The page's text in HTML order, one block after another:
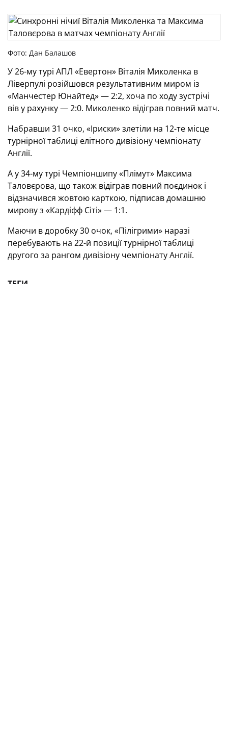
Фото: Дан Балашов
У 26-му турі АПЛ «Евертон» Віталія Миколенка в
Ліверпулі розійшовся результативним миром із
«Манчестер Юнайтед» — 2:2, хоча по ходу зустрічі
вів у рахунку — 2:0. Миколенко відіграв повний матч.
Набравши 31 очко, «Іриски» злетіли на 12-те місце
турнірної таблиці елітного дивізіону чемпіонату
Англії.
А у 34-му турі Чемпіоншипу «Плімут» Максима
Таловєрова, що також відіграв повний поєдинок і
відзначився жовтою карткою, підписав домашню
мирову з «Кардіфф Сіті» — 1:1.
Маючи в доробку 30 очок, «Пілігрими» наразі
перебувають на 22-й позиції турнірної таблиці
другого за рангом дивізіону чемпіонату Англії.
ТЕГИ